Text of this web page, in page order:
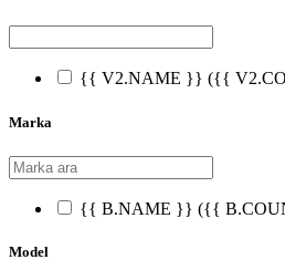
{{ V2.NAME }} ({{
Marka
{{ B.NAME }} ({{
Model